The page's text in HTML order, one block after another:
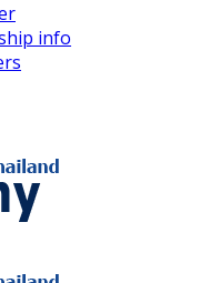
info